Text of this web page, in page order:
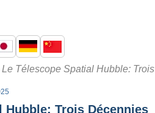
Le Télescope Spatial Hubble: Trois
Hubble: Trois Décennies